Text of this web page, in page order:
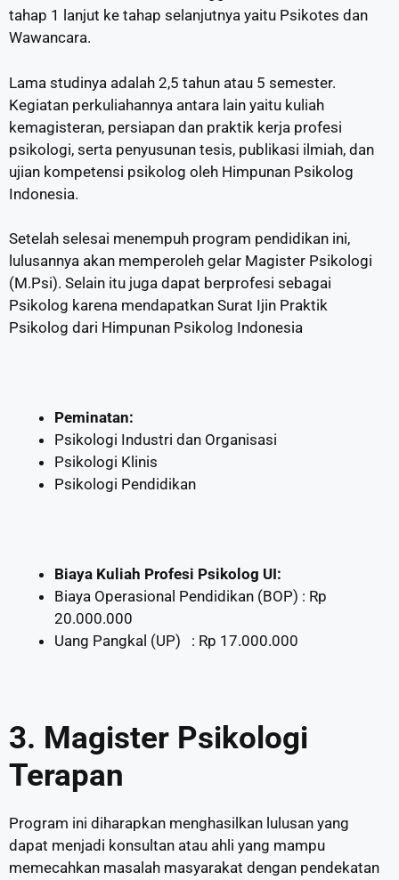
tahap 1 lanjut ke tahap selanjutnya yaitu Psikotes dan
Wawancara.
Lama studinya adalah 2,5 tahun atau 5 semester.
Kegiatan perkuliahannya antara lain yaitu kuliah
kemagisteran, persiapan dan praktik kerja profesi
psikologi, serta penyusunan tesis, publikasi ilmiah, dan
ujian kompetensi psikolog oleh Himpunan Psikolog
Indonesia.
Setelah selesai menempuh program pendidikan ini,
lulusannya akan memperoleh gelar Magister Psikologi
(M.Psi). Selain itu juga dapat berprofesi sebagai
Psikolog karena mendapatkan Surat Ijin Praktik
Psikolog dari Himpunan Psikolog Indonesia
Peminatan:
Psikologi Industri dan Organisasi
Psikologi Klinis
Psikologi Pendidikan
Biaya Kuliah Profesi Psikolog UI:
Biaya Operasional Pendidikan (BOP) : Rp
20.000.000
Uang Pangkal (UP) : Rp 17.000.000
3. Magister Psikologi
Terapan
Program ini diharapkan menghasilkan lulusan yang
dapat menjadi konsultan atau ahli yang mampu
memecahkan masalah masyarakat dengan pendekatan